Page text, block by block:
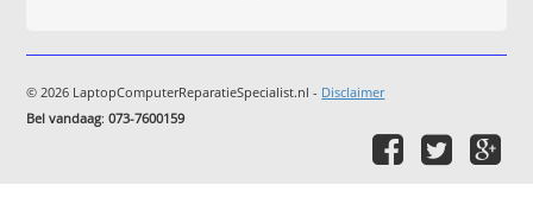
© 2026 LaptopComputerReparatieSpecialist.nl - Disclaimer
Bel vandaag:073-7600159